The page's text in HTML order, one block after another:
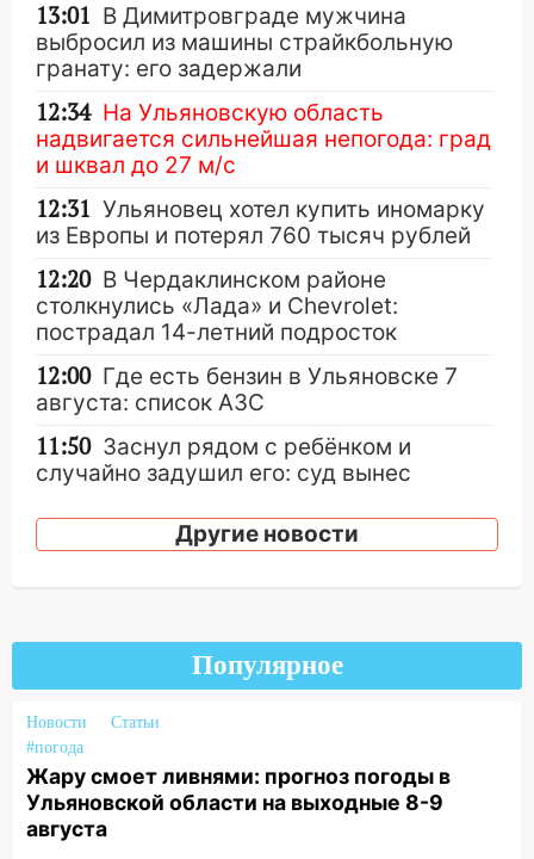
13:01 В Димитровграде мужчина
выбросил из машины страйкбольную
гранату: его задержали
12:34 На Ульяновскую область
надвигается сильнейшая непогода: град
и шквал до 27 м/с
12:31 Ульяновец хотел купить иномарку
из Европы и потерял 760 тысяч рублей
12:20 В Чердаклинском районе
столкнулись «Лада» и Chevrolet:
пострадал 14-летний подросток
12:00 Где есть бензин в Ульяновске 7
августа: список АЗС
11:50 Заснул рядом с ребёнком и
случайно задушил его: суд вынес
11:38 В Ленинском районе пожар
11:38 В Госдуме предложили отменить
ЕГЭ с 2027 года
11:25
В Ульяновске ИИ будет выявлять
нарушителей на контейнерных
площадках
11:20 Ульяновская шахматистка
Валерия Клейменова выиграла два
Другие новости
Популярное
Новости
Статьи
#погода
Жару смоет ливнями: прогноз погоды в
Ульяновской области на выходные 8-9
августа